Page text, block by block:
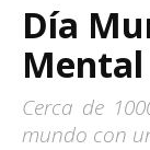
Día
Mental
Cerca de
mundo con